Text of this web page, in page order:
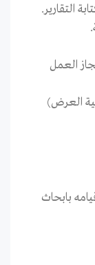
التقارير.
العمل
العرض)
بابحاث